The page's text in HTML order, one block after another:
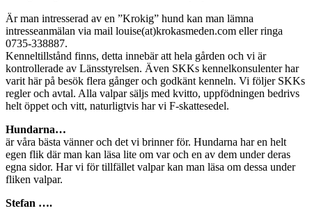
Är man intresserad av en ”Krokig” hund kan man lämna
intresseanmälan via mail louise(at)krokasmeden.com eller ringa
0735-338887.
Kenneltillstånd finns, detta innebär att hela gården och vi är
kontrollerade av Länsstyrelsen. Även SKKs kennelkonsulenter har
varit här på besök flera gånger och godkänt kenneln. Vi följer SKKs
regler och avtal. Alla valpar säljs med kvitto, uppfödningen bedrivs
helt öppet och vitt, naturligtvis har vi F-skattesedel.
Hundarna…
är våra bästa vänner och det vi brinner för. Hundarna har en helt
egen flik där man kan läsa lite om var och en av dem under deras
egna sidor. Har vi för tillfället valpar kan man läsa om dessa under
fliken valpar.
Stefan ….